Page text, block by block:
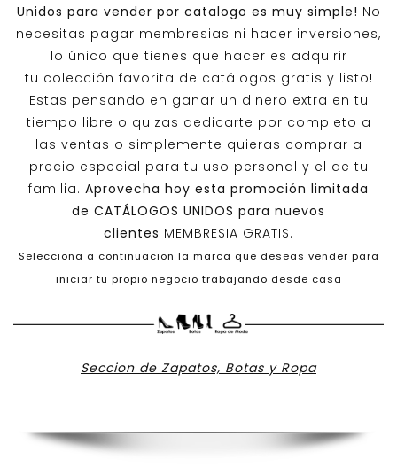
Unidos para vender por catalogo es muy simple! No
necesitas pagar membresias ni hacer inversiones,
lo único que tienes que hacer es adquirir
tu colección favorita de catálogos gratis y listo!
Estas pensando en ganar un dinero extra en tu
tiempo libre o quizas dedicarte por completo a
las ventas o simplemente quieras comprar a
precio especial para tu uso personal y el de tu
familia. Aprovecha hoy esta promoción limitada
de CATÁLOGOS UNIDOS para nuevos
clientes MEMBRESIA GRATIS.
Selecciona a continuacion la marca que deseas vender para
iniciar tu propio negocio trabajando desde casa
Seccion de Zapatos, Botas y Ropa